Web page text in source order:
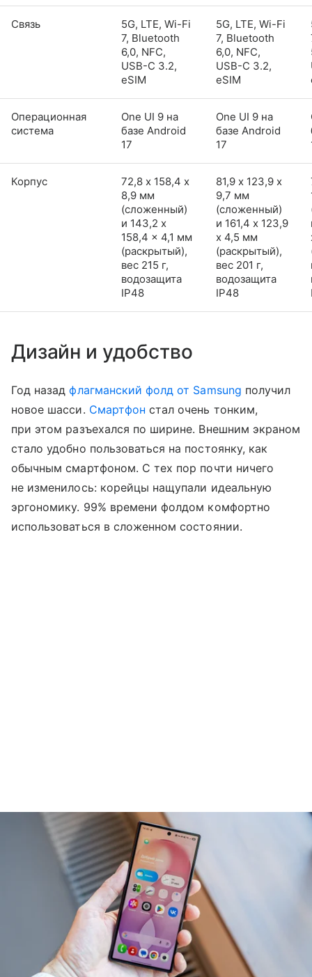
Связь
5G, LTE, Wi-Fi
7, Bluetooth
6,0, NFC,
USB-C 3.2,
eSIM
5G, LTE, Wi-Fi
7, Bluetooth
6,0, NFC,
USB-C 3.2,
eSIM
Операционная
система
One UI 9 на
базе Android
17
One UI 9 на
базе Android
17
Корпус
72,8 х 158,4 х
8,9 мм
(сложенный)
и 143,2 x
158,4 x 4,1 мм
(раскрытый),
вес 215 г,
водозащита
IP48
81,9 х 123,9 х
9,7 мм
(сложенный)
и 161,4 x 123,9
x 4,5 мм
(раскрытый),
вес 201 г,
водозащита
IP48
Дизайн и удобство
Год назадфлагманский фолд от Samsung получил
новое шасси. Смартфон стал очень тонким,
при этом разъехался по ширине. Внешним экраном
стало удобно пользоваться на постоянку, как
обычным смартфоном. С тех пор почти ничего
не изменилось: корейцы нащупали идеальную
эргономику. 99% времени фолдом комфортно
использоваться в сложенном состоянии.